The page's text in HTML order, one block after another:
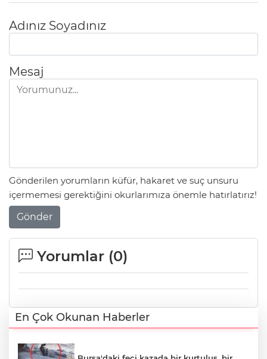
Adınız Soyadınız
Mesaj
Gönderilen yorumların küfür, hakaret ve suç unsuru
içermemesi gerektiğini okurlarımıza önemle hatırlatırız!
Gönder
Yorumlar (0)
En Çok Okunan Haberler